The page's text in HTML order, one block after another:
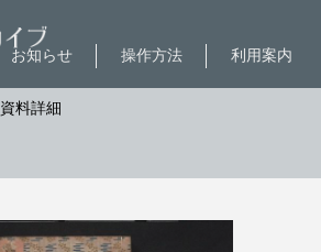
利用案内
操作方法
お知らせ
資料詳細